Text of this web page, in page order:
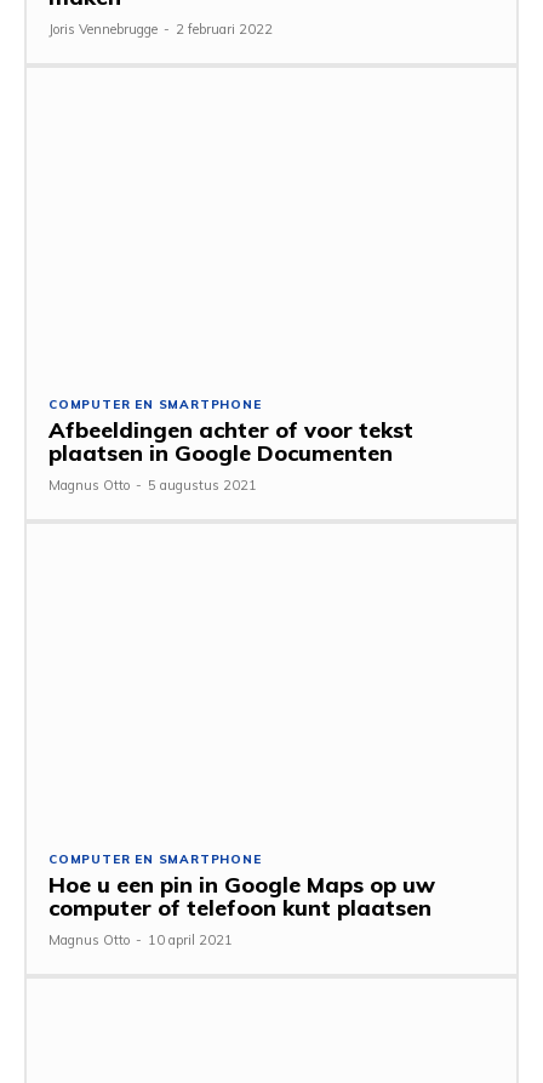
Joris Vennebrugge - 2 februari 2022
COMPUTER EN SMARTPHONE
Afbeeldingen achter of voor tekst
plaatsen in Google Documenten
Magnus Otto - 5 augustus 2021
COMPUTER EN SMARTPHONE
Hoe u een pin in Google Maps op uw
computer of telefoon kunt plaatsen
Magnus Otto - 10 april 2021